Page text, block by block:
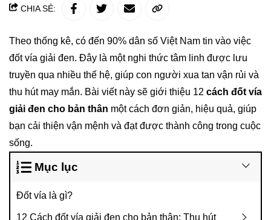
CHIA SẺ:
Theo thống kê, có đến 90% dân số Việt Nam tin vào việc
đốt vía giải đen. Đây là một nghi thức tâm linh được lưu
truyền qua nhiều thế hệ, giúp con người xua tan vận rủi và
thu hút may mắn. Bài viết này sẽ giới thiệu 12 cách đốt vía
giải đen cho bản thân một cách đơn giản, hiệu quả, giúp
bạn cải thiện vận mệnh và đạt được thành công trong cuộc
sống.
Mục lục
Đốt vía là gì?
12 Cách đốt vía giải đen cho bản thân: Thu hút